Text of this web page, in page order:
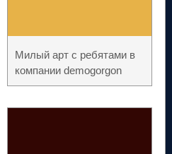
Милый арт с ребятами в
компании demogorgon